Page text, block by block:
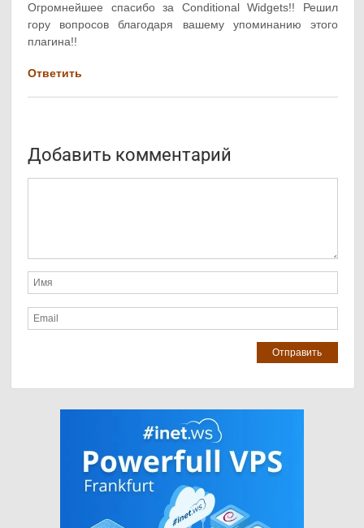
Огромнейшее спасибо за Conditional Widgets!! Решил
гору вопросов благодаря вашему упоминанию этого
плагина!!
Ответить
Добавить комментарий